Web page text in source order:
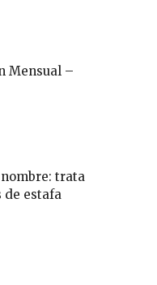
Mensual –
trata
de estafa